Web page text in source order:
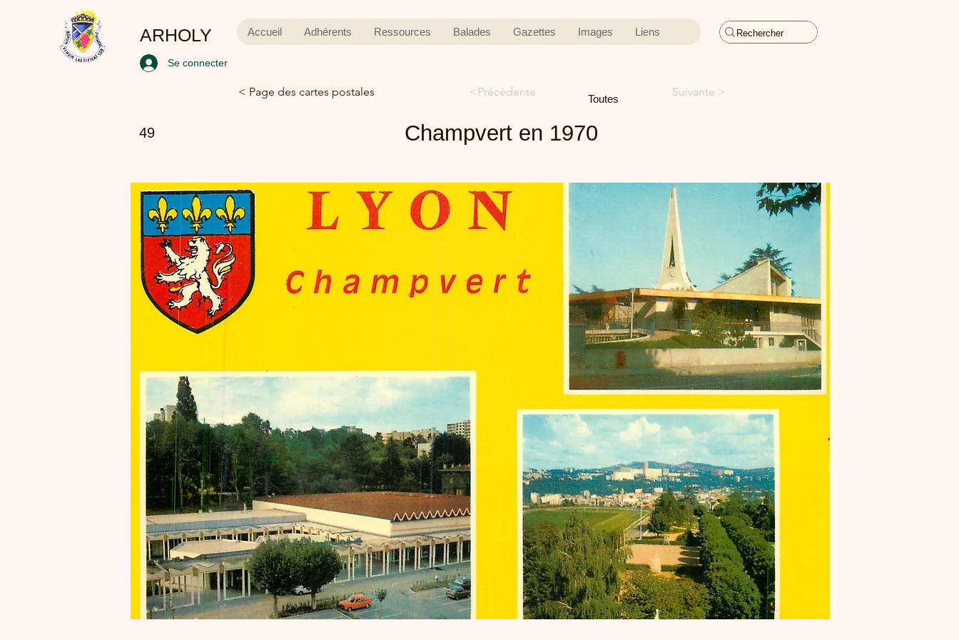
ARHOLY Accueil Adhérents Ressources Balades Gazettes Images Liens
Se connecter
< Page des cartes postales <Précédente
Toutes
Suivante >
49 Champvert en 1970